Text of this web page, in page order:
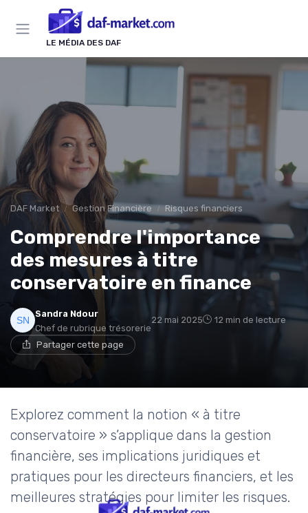
LE MÉDIA DES DAF
DAF Market Gestion Financière Risques financiers
Comprendre l'importance
des mesures à titre
conservatoire en finance
Sandra Ndour
Chef de rubrique trésorerie
22 mai 2025 12 min de lecture
Partager cette page
Explorez comment la notion « à titre
conservatoire » s’applique dans la gestion
financière, ses implications juridiques et
pratiques pour les directeurs financiers, et les
meilleures stratégies pour limiter les risques.
Panneau de gestion des cookies